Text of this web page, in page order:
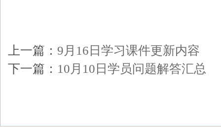
上一篇： 9月16日学习课件更新内容
下一篇： 10月10日学员问题解答汇总